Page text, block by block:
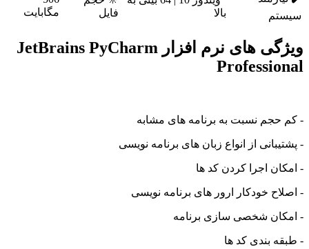
مگابایت
ویژگی های نرم افزار JetBrains PyCharm
نسبت به برنامه های مشابه
از انواع زبان های برنامه نویسی
اجرا کردن کد ها
خودکار ارور های برنامه نویسی
شخصی سازی برنامه
بندی کد ها